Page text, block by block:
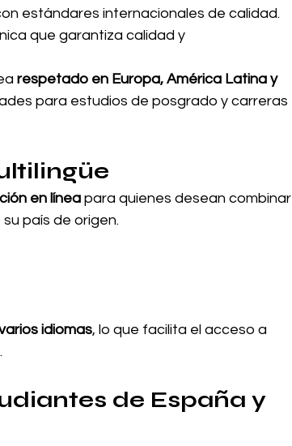
estándares internacionales de calidad.
que garantiza calidad y
respetado en Europa, América Latina y
para estudios de posgrado y carreras
en línea para quienes desean combinar
país de origen.
idiomas, lo que facilita el acceso a
de España y